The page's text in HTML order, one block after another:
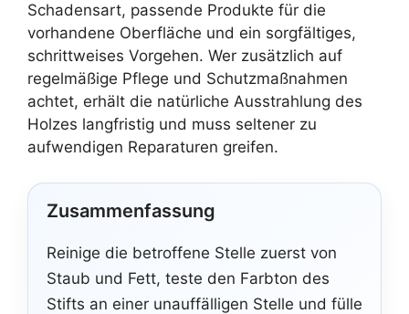
Schadensart, passende Produkte für die
vorhandene Oberfläche und ein sorgfältiges,
schrittweises Vorgehen. Wer zusätzlich auf
regelmäßige Pflege und Schutzmaßnahmen
achtet, erhält die natürliche Ausstrahlung des
Holzes langfristig und muss seltener zu
aufwendigen Reparaturen greifen.
Zusammenfassung
Reinige die betroffene Stelle zuerst von
Staub und Fett, teste den Farbton des
Stifts an einer unauffälligen Stelle und fülle